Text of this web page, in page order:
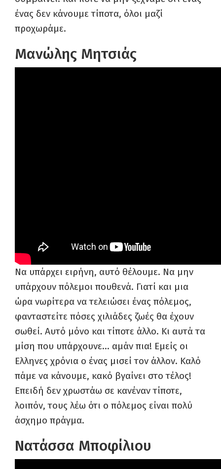
ένας δεν κάνουμε τίποτα, όλοι μαζί
προχωράμε.
Μανώλης Μητσιάς
Να υπάρχει ειρήνη, αυτό θέλουμε. Να μην
υπάρχουν πόλεμοι πουθενά. Γιατί και μια
ώρα νωρίτερα να τελειώσει ένας πόλεμος,
φανταστείτε πόσες χιλιάδες ζωές θα έχουν
σωθεί. Αυτό μόνο και τίποτε άλλο. Κι αυτά τα
μίση που υπάρχουνε… αμάν πια! Εμείς οι
Ελληνες χρόνια ο ένας μισεί τον άλλον. Καλό
πάμε να κάνουμε, κακό βγαίνει στο τέλος!
Επειδή δεν χρωστάω σε κανέναν τίποτε,
λοιπόν, τους λέω ότι ο πόλεμος είναι πολύ
άσχημο πράγμα.
Νατάσσα Μποφίλιου